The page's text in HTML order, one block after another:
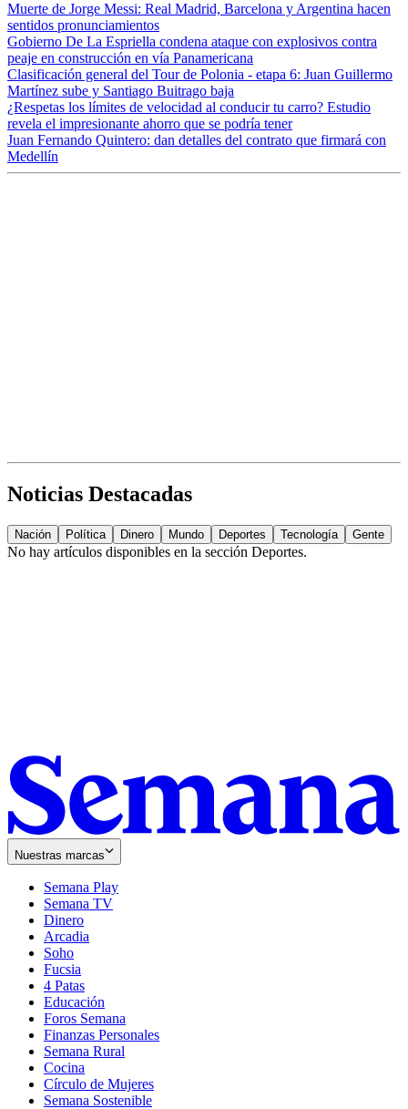
Muerte de Jorge Messi: Real Madrid, Barcelona y Argentina hacen
sentidos pronunciamientos
Gobierno De La Espriella condena ataque con explosivos contra
peaje en construcción en vía Panamericana
Clasificación general del Tour de Polonia - etapa 6: Juan Guillermo
Martínez sube y Santiago Buitrago baja
¿Respetas los límites de velocidad al conducir tu carro? Estudio
revela el impresionante ahorro que se podría tener
Juan Fernando Quintero: dan detalles del contrato que firmará con
Medellín
Noticias Destacadas
Nación Política Dinero Mundo Deportes Tecnología Gente
No hay artículos disponibles en la sección Deportes.
Nuestras marcas
Semana Play
Semana TV
Dinero
Arcadia
Soho
in
new
window
Fucsia
in
new
window
4 Patas
Educación
Foros Semana
Finanzas Personales
Semana Rural
Cocina
Círculo de Mujeres
Semana Sostenible